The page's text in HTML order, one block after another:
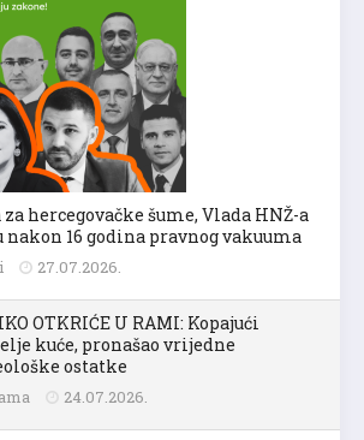
hercegovačke šume, Vlada HNŽ-a
nakon 16 godina pravnog vakuuma
27.07.2026.
OTKRIĆE U RAMI: Kopajući
kuće, pronašao vrijedne
ostatke
24.07.2026.